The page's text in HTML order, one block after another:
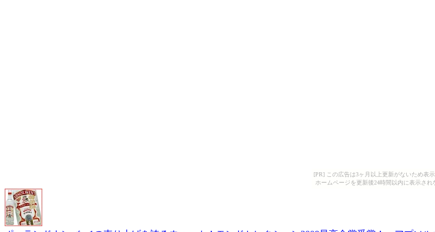
[PR] この広告は3ヶ月以上更新がないため表示
ホームページを更新後24時間以内に表示され